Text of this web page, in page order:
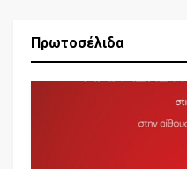
Πρωτοσέλιδα